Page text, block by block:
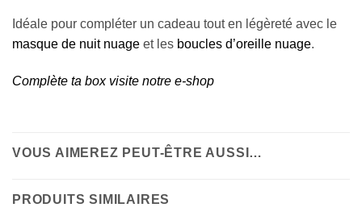
Idéale pour compléter un cadeau tout en légèreté avec le
masque de nuit nuage et les boucles d’oreille nuage.
Complète ta box visite notre e-shop
VOUS AIMEREZ PEUT-ÊTRE AUSSI…
PRODUITS SIMILAIRES